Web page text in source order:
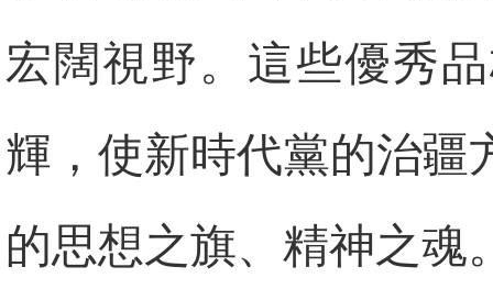
宏闊視野。這些優秀
輝，使新時代黨的治疆
的思想之旗、精神之魂